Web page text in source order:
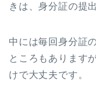
きは、身分証の提
中には毎回身分証
ところもあります
けで大丈夫です。